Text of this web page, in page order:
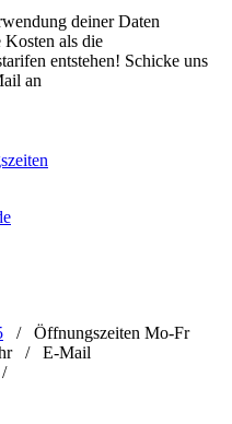
deiner Daten
Kosten als die
entstehen! Schicke uns
an
/ Öffnungszeiten Mo-Fr
/ E-Mail
/